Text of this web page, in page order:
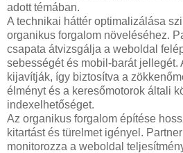
adott témában.
A technikai háttér optimalizálása
organikus forgalom növeléséhez.
csapata átvizsgálja a weboldal
sebességét és mobil-barát jellegét.
kijavítják, így biztosítva a
élményt és a keresőmotorok általi
indexelhetőséget.
Az organikus forgalom építése
kitartást és türelmet igényel.
monitorozza a weboldal